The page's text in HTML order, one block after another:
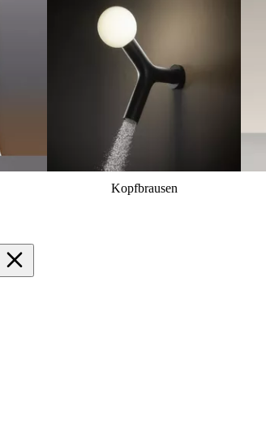
Kopfbrausen